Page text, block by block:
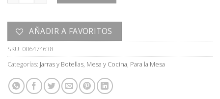
AÑADIR A FAVORITOS
SKU: 006474638
Categorías: Jarras y Botellas, Mesa y Cocina, Para la Mesa